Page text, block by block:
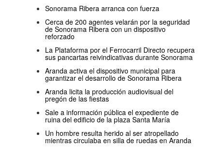
Sonorama Ribera arranca con fuerza
Cerca de 200 agentes velarán por la seguridad
de Sonorama Ribera con un dispositivo
reforzado
La Plataforma por el Ferrocarril Directo recupera
sus pancartas reivindicativas durante Sonorama
Aranda activa el dispositivo municipal para
garantizar el desarrollo de Sonorama Ribera
Aranda licita la producción audiovisual del
pregón de las fiestas
Sale a información pública el expediente de
ruina del edificio de la plaza Santa María
Un hombre resulta herido al ser atropellado
mientras circulaba en silla de ruedas en Aranda